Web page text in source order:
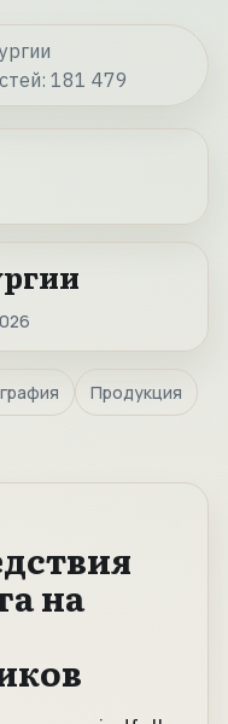
181 479
Продукция
на